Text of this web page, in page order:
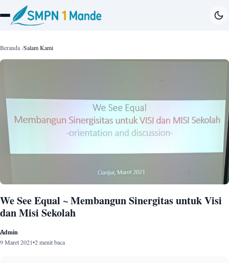
Beranda Salam Kami
We See Equal ~ Membangun Sinergitas untuk Visi
dan Misi Sekolah
Admin
9 Maret 2021•2 menit baca